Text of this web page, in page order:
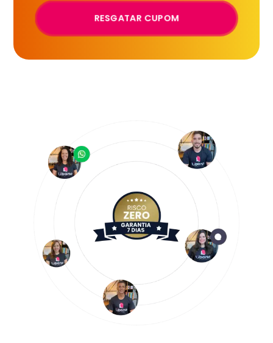
RESGATAR CUPOM